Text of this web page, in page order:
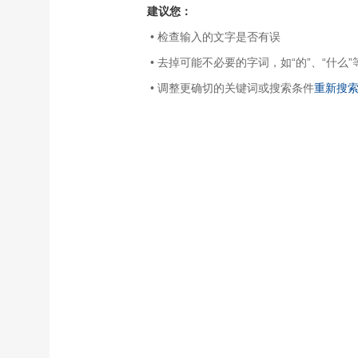
建议您：
• 检查输入的文字是否有误
• 去掉可能不必要的字词，如“的”、“什么”
• 调整更确切的关键词或搜索条件重新搜索